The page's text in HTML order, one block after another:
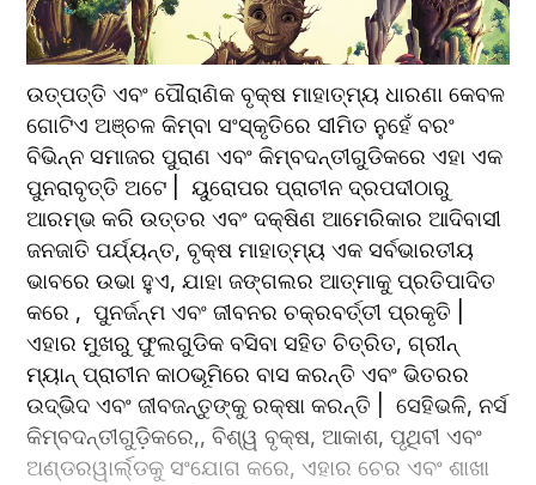
ଉତ୍ପତ୍ତି ଏବଂ ପୌରାଣିକ ବୃକ୍ଷ ମାହାତ୍ମ୍ୟ ଧାରଣା କେବଳ
ଗୋଟିଏ ଅଞ୍ଚଳ କିମ୍ବା ସଂସ୍କୃତିରେ ସୀମିତ ନୁହେଁ ବରଂ
ବିଭିନ୍ନ ସମାଜର ପୁରାଣ ଏବଂ କିମ୍ବଦନ୍ତୀଗୁଡିକରେ ଏହା ଏକ
ପୁନରାବୃତ୍ତି ଅଟେ |  ୟୁରୋପର ପ୍ରାଚୀନ ଦ୍ରପଦୀଠାରୁ
ଆରମ୍ଭ କରି ଉତ୍ତର ଏବଂ ଦକ୍ଷିଣ ଆମେରିକାର ଆଦିବାସୀ
ଜନଜାତି ପର୍ଯ୍ୟନ୍ତ, ବୃକ୍ଷ ମାହାତ୍ମ୍ୟ ଏକ ସର୍ବଭାରତୀୟ
ଭାବରେ ଉଭା ହୁଏ, ଯାହା ଜଙ୍ଗଲର ଆତ୍ମାକୁ ପ୍ରତିପାଦିତ
କରେ ,  ପୁନର୍ଜନ୍ମ ଏବଂ ଜୀବନର ଚକ୍ରବର୍ତ୍ତୀ ପ୍ରକୃତି |
ଏହାର ମୁଖରୁ ଫୁଲଗୁଡିକ ବସିବା ସହିତ ଚିତ୍ରିତ, ଗ୍ରୀନ୍
ମ୍ୟାନ୍ ପ୍ରାଚୀନ କାଠଭୂମିରେ ବାସ କରନ୍ତି ଏବଂ ଭିତରର
ଉଦ୍ଭିଦ ଏବଂ ଜୀବଜନ୍ତୁଙ୍କୁ ରକ୍ଷା କରନ୍ତି |  ସେହିଭଳି, ନର୍ସ
କିମ୍ବଦନ୍ତୀଗୁଡ଼ିକରେ,, ବିଶ୍ୱ ବୃକ୍ଷ, ଆକାଶ, ପୃଥିବୀ ଏବଂ
ଅଣ୍ଡରୱାର୍ଲ୍ଡକୁ ସଂଯୋଗ କରେ, ଏହାର ଚେର ଏବଂ ଶାଖା